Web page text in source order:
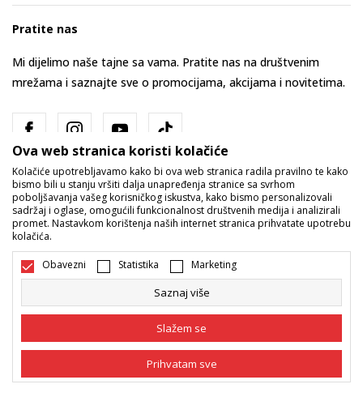
Pratite nas
Mi dijelimo naše tajne sa vama. Pratite nas na društvenim
mrežama i saznajte sve o promocijama, akcijama i novitetima.
Bosna i Hercegovina Promijenite
Nastojimo da budemo što precizniji u opisu proizvoda, prikazu slika i
samih cijena, ali ne možemo garantovati da su sve informacije kompletne
i bez grešaka. Svi artikli prikazani na sajtu su dio naše ponude i ne
Ova web stranica koristi kolačiće
Kolačiće upotrebljavamo kako bi ova web stranica radila pravilno te kako
bismo bili u stanju vršiti dalja unapređenja stranice sa svrhom
poboljšavanja vašeg korisničkog iskustva, kako bismo personalizovali
sadržaj i oglase, omogućili funkcionalnost društvenih medija i analizirali
promet. Nastavkom korištenja naših internet stranica prihvatate upotrebu
kolačića.
Obavezni Statistika Marketing
Saznaj više
Slažem se
Prihvatam sve